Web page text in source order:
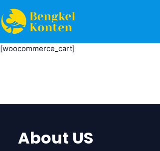
[woocommerce_cart]
About US